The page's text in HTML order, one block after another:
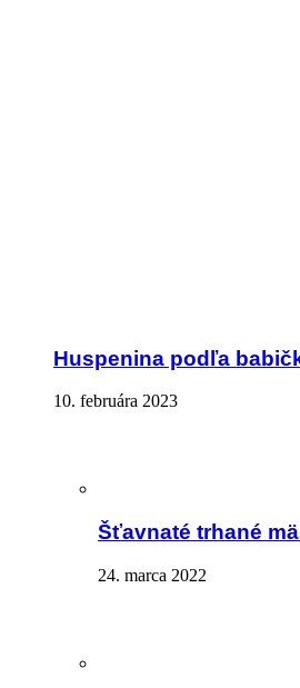
Huspenina podľa
10. februára 2023
Šťavnaté trhané
24. marca 2022